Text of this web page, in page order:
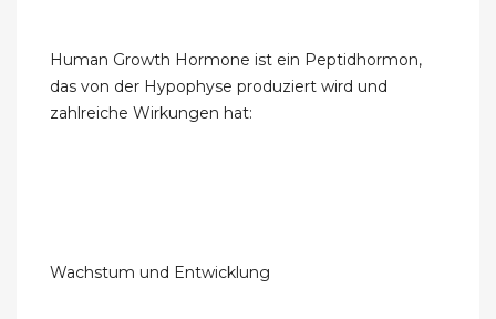
Human Growth Hormone ist ein Peptidhormon,
das von der Hypophyse produziert wird und
zahlreiche Wirkungen hat:
Wachstum und Entwicklung